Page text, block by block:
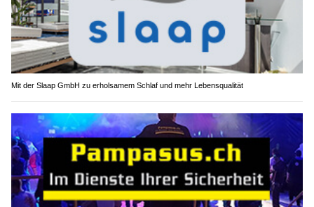
Mit der Slaap GmbH zu erholsamem Schlaf und mehr Lebensqualität